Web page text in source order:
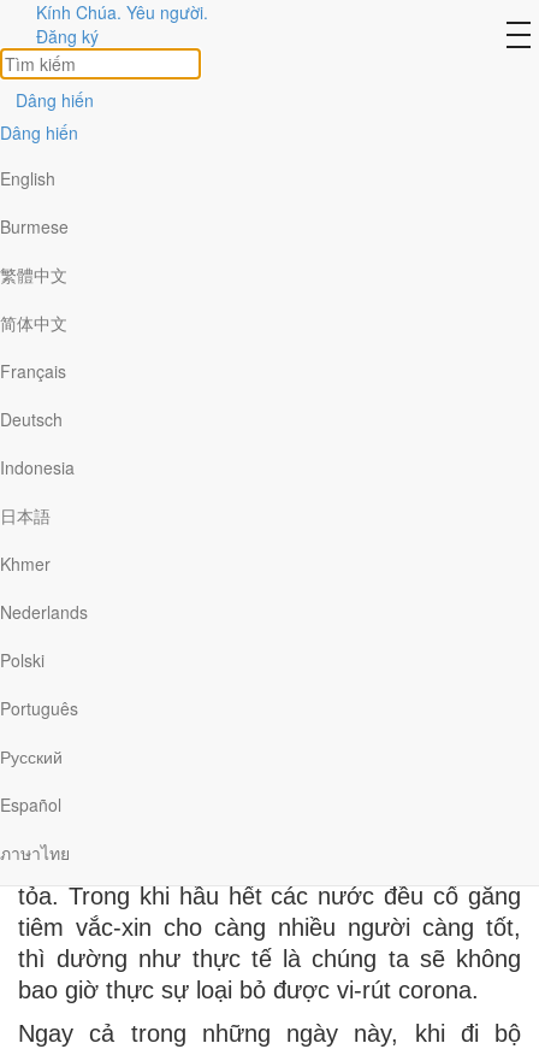
Kính Chúa. Yêu người.
Đăng ký
Dâng hiến
Dâng hiến
English
Burmese
繁體中文
简体中文
Français
Deutsch
Indonesia
日本語
Khmer
Nederlands
Polski
Português
Русский
Español
ภาษาไทย
NGÀY COVID-19 ĐƯỢC
GỌI LÀ BỆNH ĐẶC HỮU
rằng Covid-19 được cho là sẽ trở thành căn
bệnh đặc hữu – một loại bệnh thường trực,
chùng xuống.
Suy nghĩ về việc phải sống trong khoảng thời
gian đầy bấp bênh và bị nhốt trong nhà, cảm
được trở lại “những ngày tươi đẹp cũ”, được
tự do đi lại và không cần phải lo bị nhiễm
bệnh.
Cảm xúc này càng mạnh mẽ hơn mỗi khi tôi
đọc những tin buồn mới nhất về Covid-19,
làn sóng mới của các ca nhiễm và phải phong
tỏa. Trong khi hầu hết các nước đều cố gắng
tiêm vắc-xin cho càng nhiều người càng tốt,
thì dường như thực tế là chúng ta sẽ không
bao giờ thực sự loại bỏ được vi-rút corona.
Ngay cả trong những ngày này, khi đi bộ